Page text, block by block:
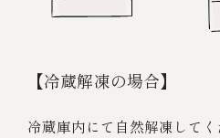
【冷蔵解凍の場合】
冷蔵庫内にて自然解凍してく